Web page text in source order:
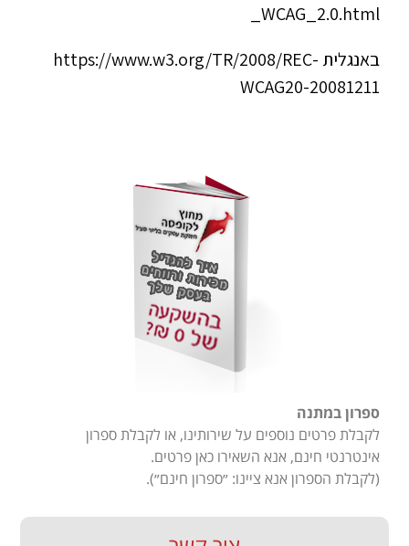
_WCAG_2.0.html
באנגלית https://www.w3.org/TR/2008/REC-
WCAG20-20081211
ספרון במתנה
לקבלת פרטים נוספים על שירותינו, או לקבלת ספרון
אינטרנטי חינם, אנא השאירו כאן פרטים.
(לקבלת הספרון אנא ציינו: ״ספרון חינם״).